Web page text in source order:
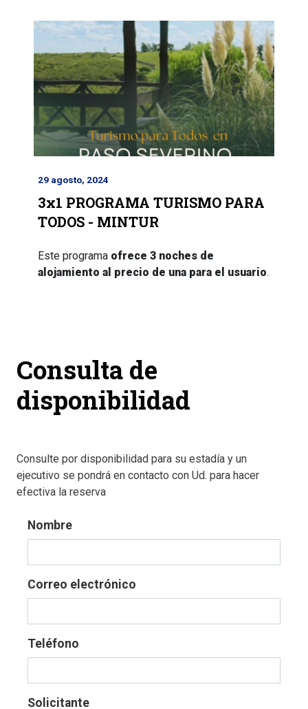
29 agosto, 2024
3x1 PROGRAMA TURISMO PARA
TODOS - MINTUR
Este programa ofrece 3 noches de
alojamiento al precio de una para el usuario.
Consulta de
disponibilidad
Consulte por disponibilidad para su estadía y un
ejecutivo se pondrá en contacto con Ud. para hacer
efectiva la reserva
Nombre
Correo electrónico
Teléfono
Solicitante